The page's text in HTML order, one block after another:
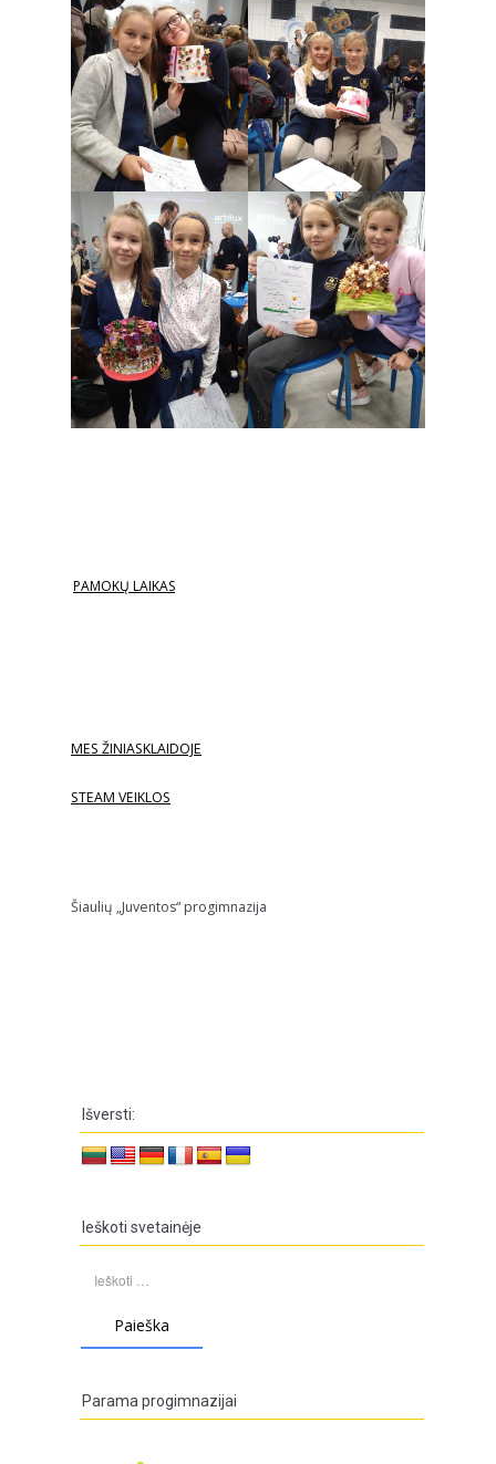
PAMOKŲ LAIKAS
MES ŽINIASKLAIDOJE
STEAM VEIKLOS
Šiaulių „Juventos“ progimnazija
Išversti:
Ieškoti svetainėje
Parama progimnazijai